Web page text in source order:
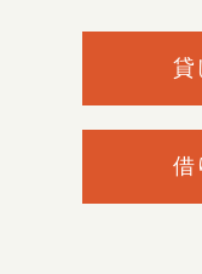
貸
借